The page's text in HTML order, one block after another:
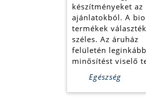
készítményeket az
ajánlatokból. A bio
termékek
széles. Az áruház
felületén
minősítést viselő
Egészség